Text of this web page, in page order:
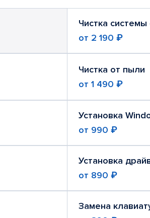
Чистка
от 2 190 ₽
Чистка от пыли
от 1 490 ₽
Установка
от 990 ₽
Установка
от 890 ₽
Замена